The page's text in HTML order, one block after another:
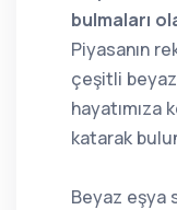
bulmaları
Piyasanın
çeşitli beyaz
hayatımıza
katarak
Beyaz eşya